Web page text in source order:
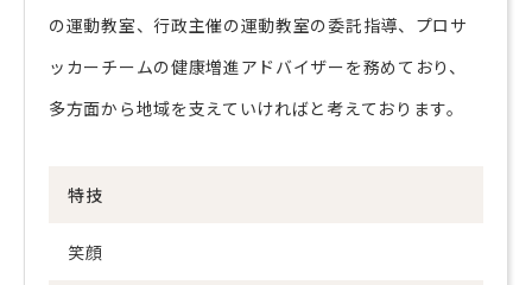
の運動教室、行政主催の運動教室の委託指導、プロサ
ッカーチームの健康増進アドバイザーを務めており、
多方面から地域を支えていければと考えております。
特技
笑顔